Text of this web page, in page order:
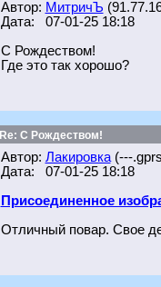
Автор: МитричЪ
Дата: 07-01-25 18:18
С Рождеством!
Где это так хорошо?
Re: С Рождеством!
Автор: Лакировка(---
Дата: 07-01-25 18:18
Присоединенное
Отличный повар. Свое